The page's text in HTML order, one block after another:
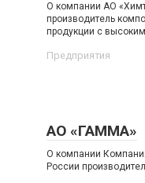
О компании АО
производитель
продукции с высоким
Предприятия
АО «ГАММА»
О компании
России